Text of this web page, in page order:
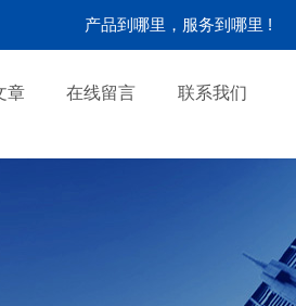
产品到哪里，服务到哪里 !
章 在线留言 联系我们